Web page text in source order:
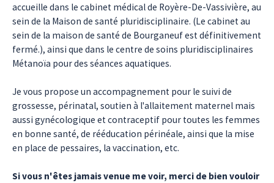
accueille dans le cabinet médical de Royère-De-Vassivière, au
sein de la Maison de santé pluridisciplinaire. (Le cabinet au
sein de la maison de santé de Bourganeuf est définitivement
fermé.), ainsi que dans le centre de soins pluridisciplinaires
Métanoïa pour des séances aquatiques.
Je vous propose un accompagnement pour le suivi de
grossesse, périnatal, soutien à l'allaitement maternel mais
aussi gynécologique et contraceptif pour toutes les femmes
en bonne santé, de rééducation périnéale, ainsi que la mise
en place de pessaires, la vaccination, etc.
Si vous n'êtes jamais venue me voir, merci de bien vouloir